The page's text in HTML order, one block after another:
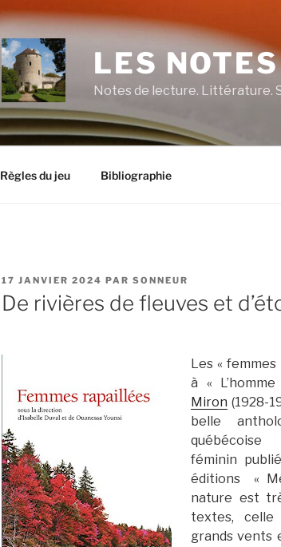
LES
Notes de lecture. Littérature.
Règles du jeu Bibliographie
PUBLIÉ
LE
17 JANVIER 2024 PAR SONNEUR
De rivières de fleuves et
Les «
à «
Miron (1928-
belle
féminin
éditions «
nature est
textes,
grands vents